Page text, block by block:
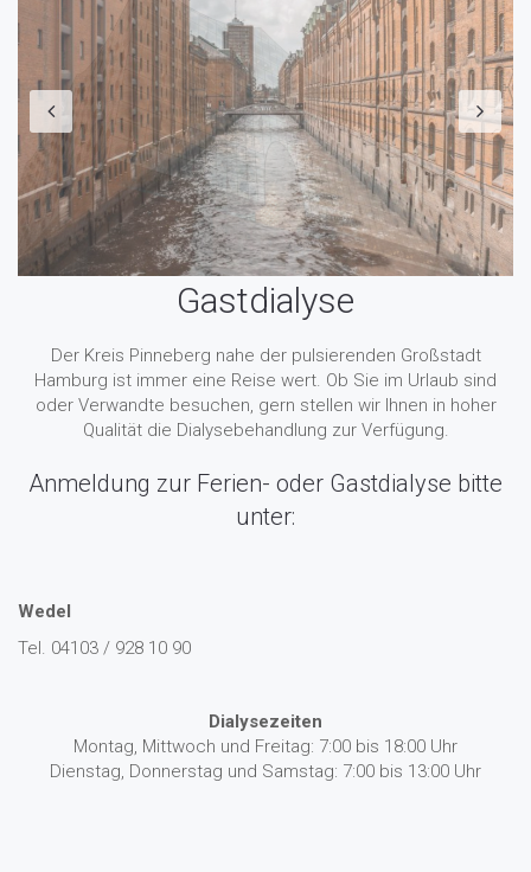
Gastdialyse
Der Kreis Pinneberg nahe der pulsierenden Großstadt
Hamburg ist immer eine Reise wert. Ob Sie im Urlaub sind
oder Verwandte besuchen, gern stellen wir Ihnen in hoher
Qualität die Dialysebehandlung zur Verfügung.
Anmeldung zur Ferien- oder Gastdialyse bitte
unter:
Wedel
Tel. 04103 / 928 10 90
Dialysezeiten
Montag, Mittwoch und Freitag: 7:00 bis 18:00 Uhr
Dienstag, Donnerstag und Samstag: 7:00 bis 13:00 Uhr